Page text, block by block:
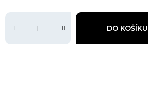
DO KOŠÍKU